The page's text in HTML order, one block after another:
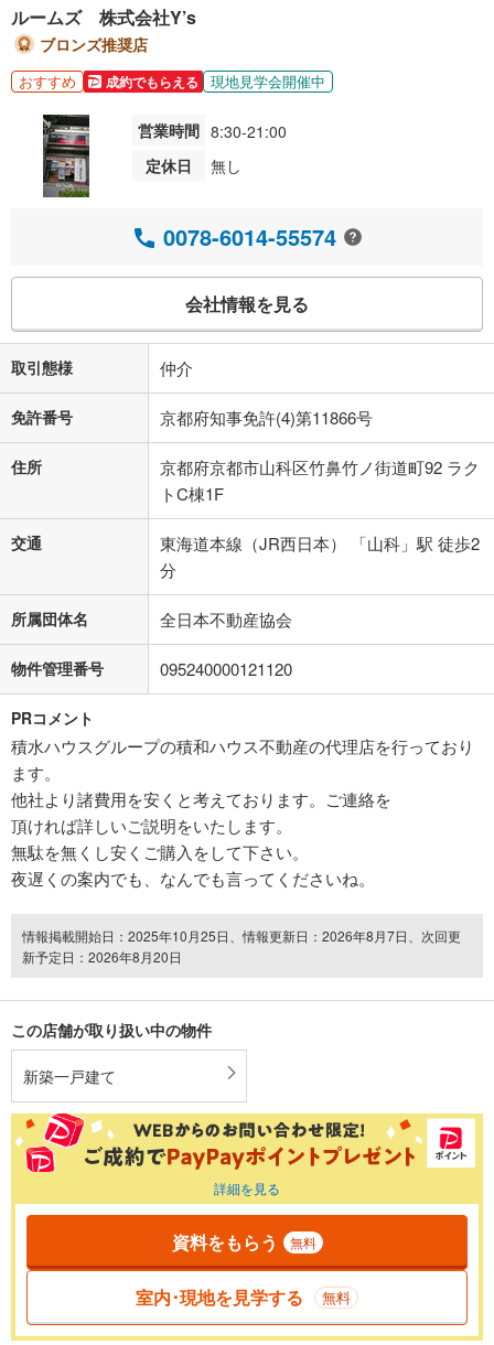
ルームズ 株式会社Y’s
ブロンズ推奨店
おすすめ 成約でもらえる 現地見学会開催中
営業時間 8:30-21:00
定休日
無し
0078-6014-55574
会社情報を見る
取引態様 仲介
免許番号 京都府知事免許(4)第11866号
住所
京都府京都市山科区竹鼻竹ノ街道町92 ラク
トC棟1F
交通
東海道本線（JR西日本） 「山科」駅 徒歩2
分
所属団体名 全日本不動産協会
物件管理番号 095240000121120
PRコメント
積水ハウスグループの積和ハウス不動産の代理店を行っており
ます。
他社より諸費用を安くと考えております。ご連絡を
頂ければ詳しいご説明をいたします。
無駄を無くし安くご購入をして下さい。
夜遅くの案内でも、なんでも言ってくださいね。
情報掲載開始日：2025年10月25日、情報更新日：2026年8月7日、次回更
新予定日：2026年8月20日
この店舗が取り扱い中の物件
新築一戸建て
詳細を見る
資料をもらう 無料
室内･現地を見学する 無料